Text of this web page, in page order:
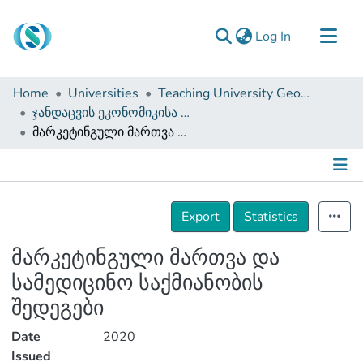
Log In (current)
Communities & Collections
Browse
Documentation
Home Universities
Teaching University Geomedi
ჯანდაცვის ეკონომიკისა და მენეჯმენტის ფაკულტეტი (სამაგისტრო ნაშრომები)
მარკეტინგული მართვა და სამედიცინო საქმიანობის შედეგები
Details
Export
Statistics
მარკეტინგული მართვა და
სამედიცინო საქმიანობის
შედეგები
Date
Issued
2020